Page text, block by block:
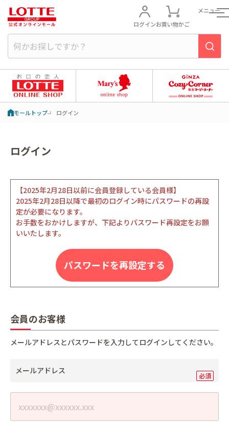
ログインお買い物かご
メニュー
モールトップ ログイン
ログイン
【2025年2月28日以前に会員登録している会員様】
2025年2月28日以降で最初のログイン時にパスワードの再設
定が必要になります。
お手数をおかけしますが、下記よりパスワード再設定をお願
いいたします。
パスワードを再設定する
会員のお客様
メールアドレスとパスワードを入力してログインしてください。
メールアドレス